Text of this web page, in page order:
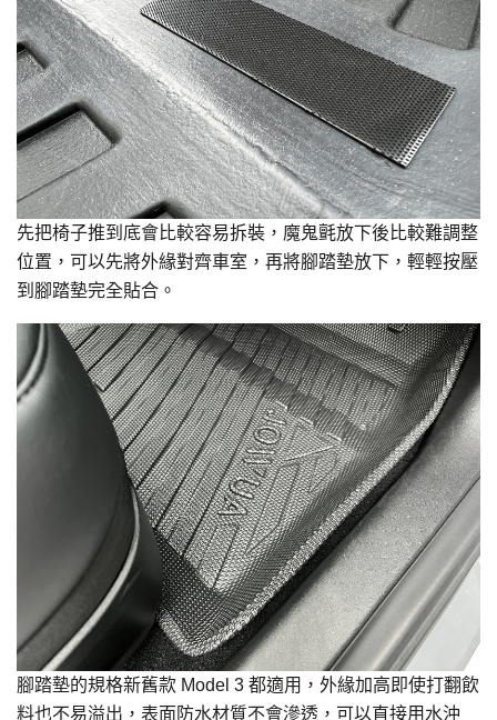
先把椅子推到底會比較容易拆裝，魔鬼氈放下後比較難調整
位置，可以先將外緣對齊車室，再將腳踏墊放下，輕輕按壓
到腳踏墊完全貼合。
腳踏墊的規格新舊款 Model 3 都適用，外緣加高即使打翻飲
料也不易溢出，表面防水材質不會滲透，可以直接用水沖